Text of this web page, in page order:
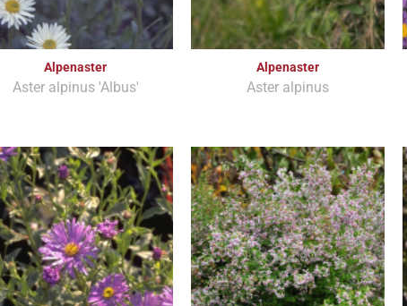
Alpenaster
Aster alpinus 'Albus'
Alpenaster
Aster alpinus